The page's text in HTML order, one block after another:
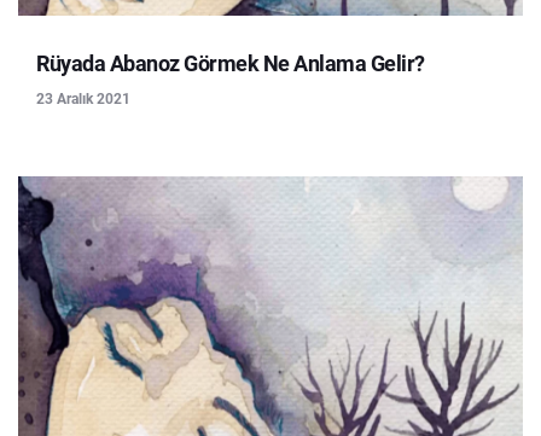
Rüyada Abanoz Görmek Ne Anlama Gelir?
23 Aralık 2021